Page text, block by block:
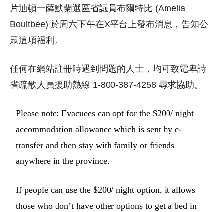
片迪頓一薩默蘭選區省議員布爾特比 (Amelia
Boultbee) 於周六下午在X平台上發布消息，告知公
眾這項福利。
任何在網站註冊時遇到問題的人士，均可致電卑詩
省疏散人員援助熱線 1-800-387-4258 尋求協助。
Please note: Evacuees can opt for the $200/ night
accommodation allowance which is sent by e-
transfer and then stay with family or friends
anywhere in the province.
If people can use the $200/ night option, it allows
those who don’t have other options to get a bed in